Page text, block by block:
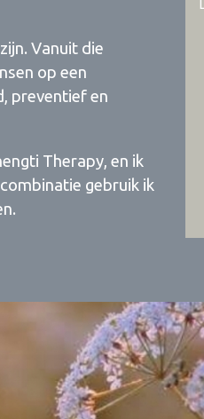
Vanuit die
op een
preventief en
Therapy, en ik
gebruik ik